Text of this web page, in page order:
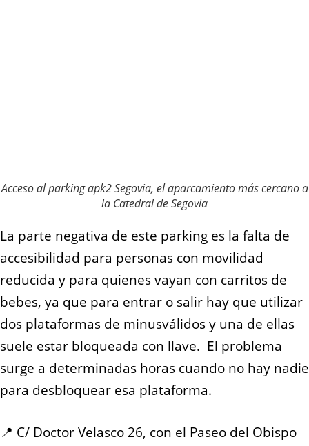
Acceso al parking apk2 Segovia, el aparcamiento más cercano a
la Catedral de Segovia
La parte negativa de este parking es la falta de
accesibilidad para personas con movilidad
reducida y para quienes vayan con carritos de
bebes, ya que para entrar o salir hay que utilizar
dos plataformas de minusválidos y una de ellas
suele estar bloqueada con llave. El problema
surge a determinadas horas cuando no hay nadie
para desbloquear esa plataforma.
📍 C/ Doctor Velasco 26, con el Paseo del Obispo